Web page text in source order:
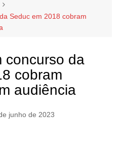
Seduc em 2018 cobram
concurso da
cobram
audiência
junho de 2023